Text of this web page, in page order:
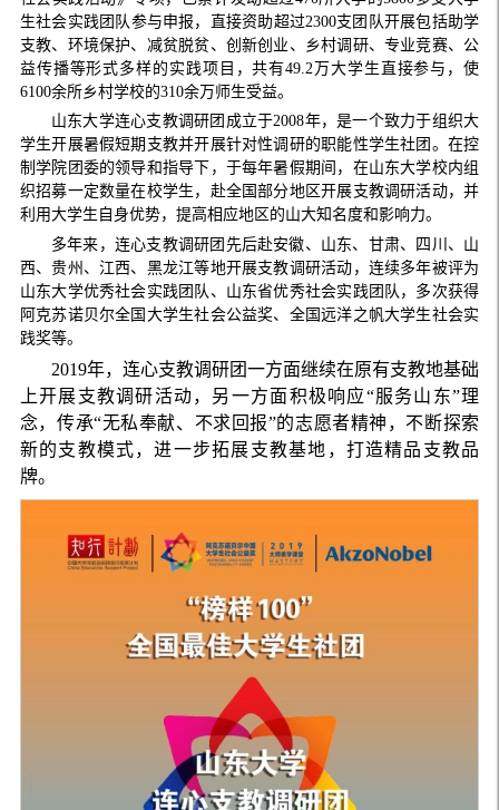
生社会实践团队参与申报，直接资助超过2300支团队开展包括助学
支教、环境保护、减贫脱贫、创新创业、乡村调研、专业竞赛、公
益传播等形式多样的实践项目，共有49.2 万大学生直接参与，使
6100余所乡村学校的310余万师生受益。
山东大学连心支教调研团成立于2008年，是一个致力于组织大
学生开展暑假短期支教并开展针对性调研的职能性学生社团。在控
制学院团委的领导和指导下，于每年暑假期间，在山东大学校内组
织招募一定数量在校学生，赴全国部分地区开展支教调研活动，并
利用大学生自身优势，提高相应地区的山大知名度和影响力。
多年来，连心支教调研团先后赴安徽、山东、甘肃、四川、山
西、贵州、江西、黑龙江等地开展支教调研活动，连续多年被评为
山东大学优秀社会实践团队、山东省优秀社会实践团队，多次获得
阿克苏诺贝尔全国大学生社会公益奖、全国远洋之帆大学生社会实
践奖等。
2019年，连心支教调研团一方面继续在原有支教地基础
上开展支教调研活动，另一方面积极响应“服务山东”理
念，传承“无私奉献、不求回报”的志愿者精神，不断探索
新的支教模式，进一步拓展支教基地，打造精品支教品
牌。